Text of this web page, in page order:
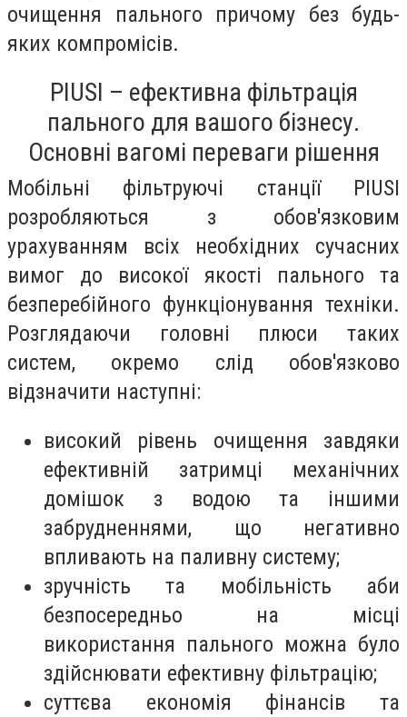
очищення пального причому без будь-
яких компромісів.
PIUSI – ефективна фільтрація
пального для вашого бізнесу.
Основні вагомі переваги рішення
Мобільні фільтруючі станції PIUSI
розробляються з обов'язковим
урахуванням всіх необхідних сучасних
вимог до високої якості пального та
безперебійного функціонування техніки.
Розглядаючи головні плюси таких
систем, окремо слід обов'язково
відзначити наступні:
високий рівень очищення завдяки
ефективній затримці механічних
домішок з водою та іншими
забрудненнями, що негативно
впливають на паливну систему;
зручність та мобільність аби
безпосередньо на місці
використання пального можна було
здійснювати ефективну фільтрацію;
суттєва економія фінансів та